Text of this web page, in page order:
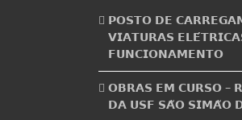
𝗣𝗢𝗦𝗧𝗢 𝗗𝗘
𝗩𝗜𝗔𝗧𝗨𝗥𝗔𝗦
𝗙𝗨𝗡𝗖𝗜𝗢𝗡𝗔𝗠𝗘𝗡𝗧𝗢
𝗢𝗕𝗥𝗔𝗦 𝗘𝗠 𝗖𝗨𝗥𝗦𝗢 –
𝗗𝗔 𝗨𝗦𝗙 𝗦𝗔̃𝗢 𝗦𝗜𝗠𝗔̃𝗢